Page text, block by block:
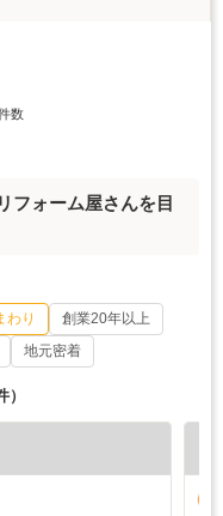
数
フォーム屋さんを目
わり
創業20年以上
地元密着
）